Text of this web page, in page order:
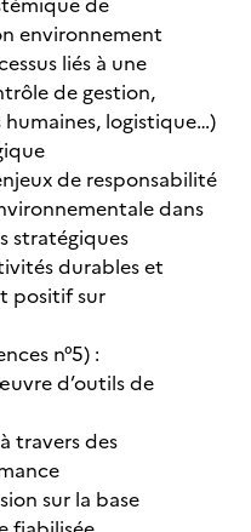
environnement
liés à une
de gestion,
logistique…)
de responsabilité
dans
stratégiques
durables et
positif sur
n°5) :
d’outils de
travers des
sur la base